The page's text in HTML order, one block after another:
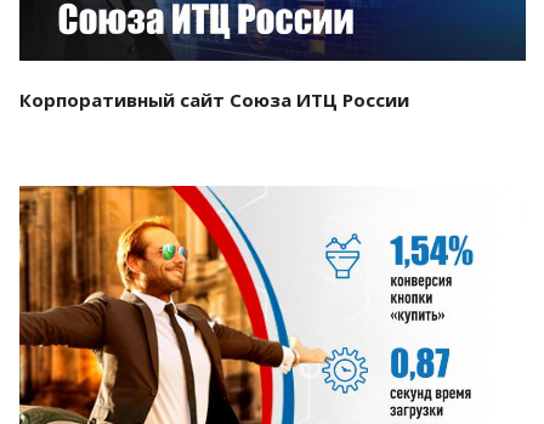
Корпоративный сайт Союза ИТЦ России
Смотреть проект